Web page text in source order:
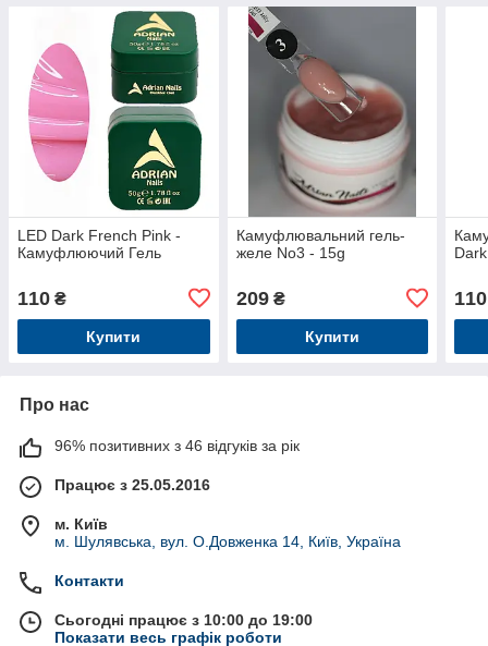
LED Dark French Pink -
Камуфлюючий Гель
110 ₴
Купити
Камуфлювальний гель-
желе No3 - 15g
209₴
Купити
110
Про нас
96% позитивних з 46 відгуків за рік
Працює з 25.05.2016
м. Київ
м. Шулявська, вул. О.Довженка 14, Київ, Україна
Контакти
Сьогодні працює з 10:00 до 19:00
Показати весь графік роботи